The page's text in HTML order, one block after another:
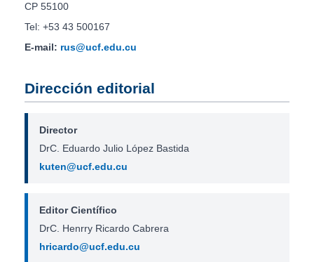
CP 55100
Tel: +53 43 500167
E-mail: rus@ucf.edu.cu
Dirección editorial
Director
DrC. Eduardo Julio López Bastida
kuten@ucf.edu.cu
Editor Científico
DrC. Henrry Ricardo Cabrera
hricardo@ucf.edu.cu